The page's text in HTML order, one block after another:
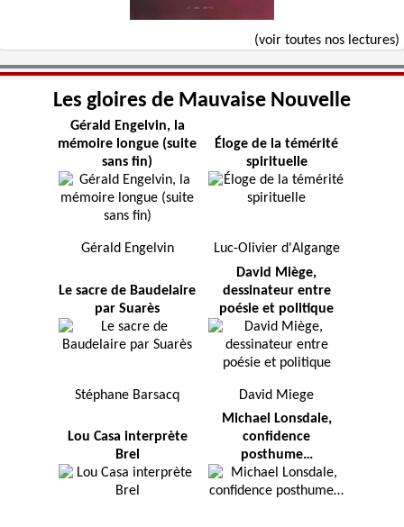
(voir toutes nos lectures)
Les gloires de Mauvaise Nouvelle
Gérald Engelvin, la
mémoire longue (suite
sans fin)
Gérald Engelvin
Éloge de la témérité
spirituelle
Luc-Olivier d'Algange
Le sacre de Baudelaire
par Suarès
Stéphane Barsacq
David Miège,
dessinateur entre
poésie et politique
David Miege
Lou Casa interprète
Brel
Michael Lonsdale,
confidence
posthume…